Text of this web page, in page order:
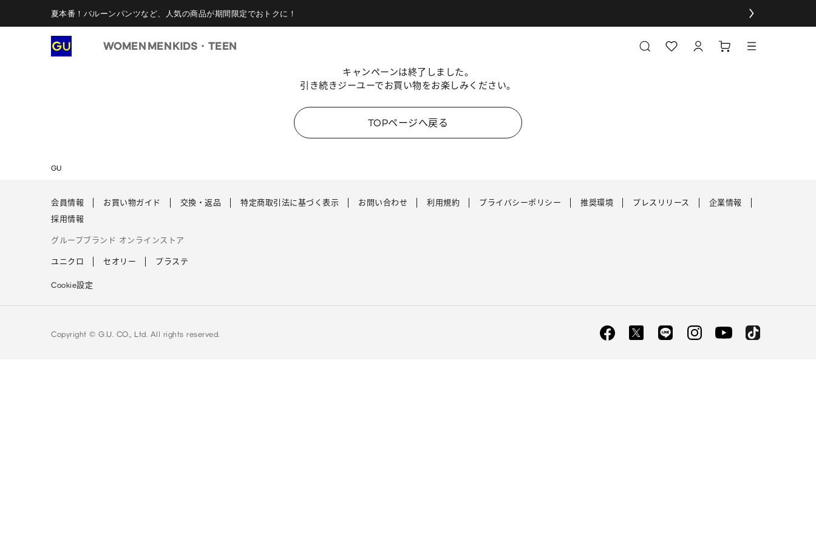
夏本番！バルーンパンツなど、人気の商品が期間限定でおトクに！
WOMEN MENKIDS・TEEN
キャンペーンは終了しました。
引き続きジーユーでお買い物をお楽しみください。
TOPページへ戻る
GU
会員情報 お買い物ガイド 交換・返品 特定商取引法に基づく表示 お問い合わせ 利用規約 プライバシーポリシー 推奨環境 プレスリリース
企業情報
採用情報
グループブランド オンラインストア
ユニクロ セオリー プラステ
Cookie設定
Copyright © G.U. CO., Ltd. All rights reserved.